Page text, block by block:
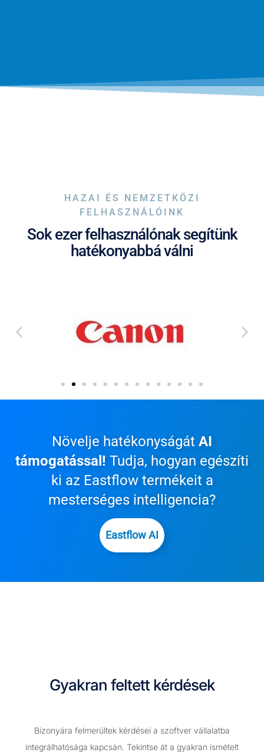
HAZAI ÉS NEMZETKÖZI
FELHASZNÁLÓINK
Sok ezer felhasználónak segítünk
hatékonyabbá válni
Növelje hatékonyságát AI
támogatással! Tudja, hogyan egészíti
ki az Eastflow termékeit a
mesterséges intelligencia?
Eastflow AI
Gyakran feltett kérdések
Bizonyára felmerültek kérdései a szoftver vállalatba
integrálhatósága kapcsán. Tekintse át a gyakran ismételt